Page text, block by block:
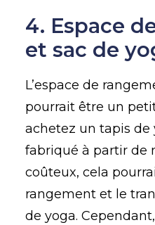
4. Espace
et sac de
L’espace de
pourrait être un
achetez un tapis
fabriqué à partir de
coûteux, cela
rangement et le
de yoga.